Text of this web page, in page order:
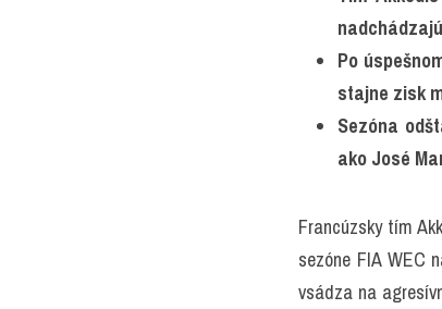
Po
stajne zisk
Sezóna
ako José
Francúzsky tím
sezóne FIA WEC
vsádza na